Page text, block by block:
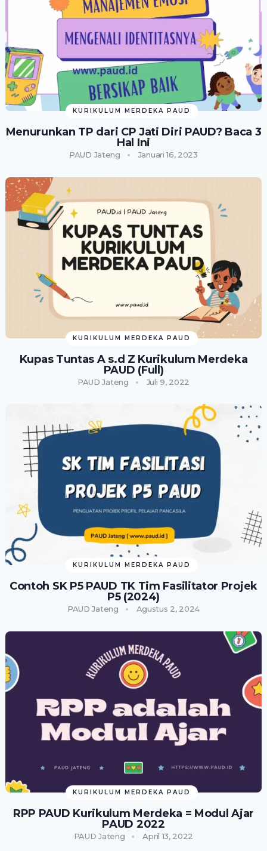
KURIKULUM MERDEKA PAUD
Menurunkan TP dari CP Jati Diri PAUD? Baca 3
Hal Ini
PAUD Jateng Januari 16, 2023
KURIKULUM MERDEKA PAUD
Kupas Tuntas A s.d Z Kurikulum Merdeka
PAUD (Full)
PAUD Jateng Juli 9, 2022
KURIKULUM MERDEKA PAUD
Contoh SK P5 PAUD TK Tim Fasilitator Projek
P5 (2024)
PAUD Jateng Agustus 2, 2024
KURIKULUM MERDEKA PAUD
RPP PAUD Kurikulum Merdeka = Modul Ajar
PAUD 2022
PAUD Jateng April 13, 2022